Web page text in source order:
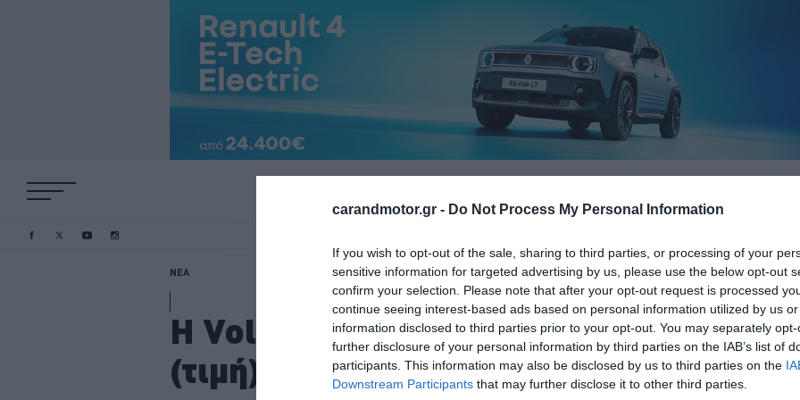
carandmotor.gr - Do Not Process My Personal Information
If you wish to opt-out of the sale, sharing to third parties, or processing of your
sensitive information for targeted advertising by us, please use the below opt-out
confirm your selection. Please note that after your opt-out request is processed
continue seeing interest-based ads based on personal information utilized by us
information disclosed to third parties prior to your opt-out. You may separately
further disclosure of your personal information by third parties on the IAB’s list of
participants. This information may also be disclosed by us to third parties on the
Downstream Participants that may further disclose it to other third parties.
ΝΕΑ
H Volkswagen λανσάρει το νέο Taigo
(τιμή)